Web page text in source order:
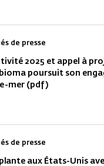
de presse
2025 et appel à
poursuit son
mer (pdf)
de presse
aux États-Unis